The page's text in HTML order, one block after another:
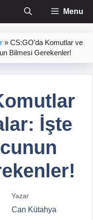
Menu
» CS:GO’da Komutlar ve
Bilmesi Gerekenler!
İşte
Yazar
Can Kütahya